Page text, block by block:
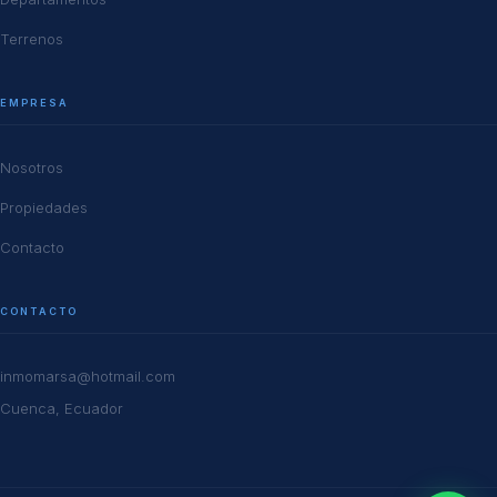
Terrenos
EMPRESA
Nosotros
Propiedades
Contacto
CONTACTO
inmomarsa@hotmail.com
Cuenca, Ecuador